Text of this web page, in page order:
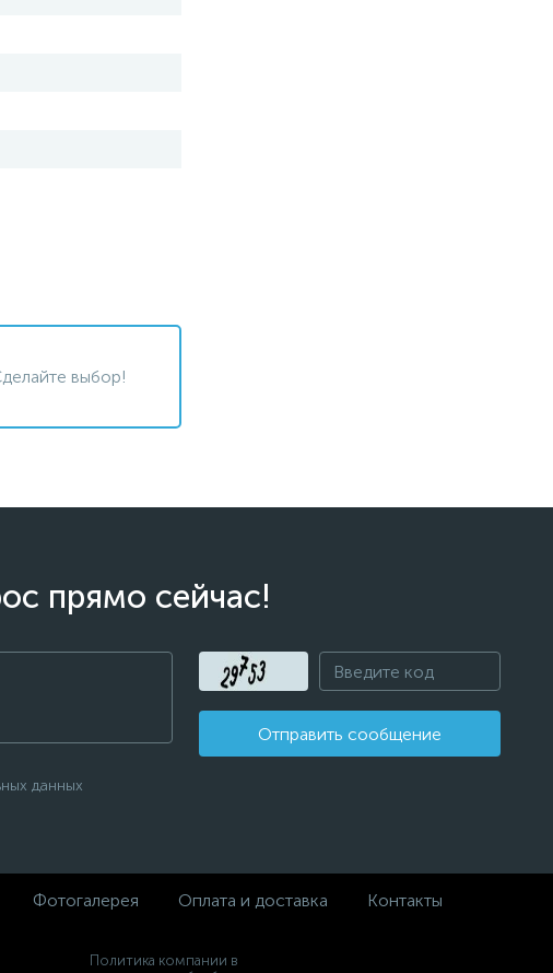
выбор!
прямо сейчас!
Отправить сообщение
данных
Фотогалерея Оплата и доставка Контакты
Политика компании в